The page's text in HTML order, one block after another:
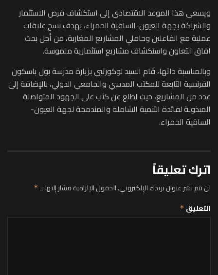
ويسعى هذا الموعد الاقتصادي إلى استكشاف فرص الاستثمار
والشراكة بجهة العيون-الساقية الحمراء، بهدف نسج علاقات
عملية مع الفاعلين وحاملي المشاريع المغاربة، من أجل بحث
آفاق التعاون واستكشاف مشاريع استثمارية ملموسة.
وبالمناسبة ذاتها، قام السيد لوكورتيي بزيارة مدرسة بول باسكون
الفرنسية التابعة للمكتب المدسي والجامعي الدولي، بالإضافة إلى
عدد من المشاريع، حيث اطلع عن كثب على الجهود المتواصلة
المبذولة لفائدة التنمية الشاملة والمندمجة لجهة العيون-
الساقية الحمراء.
اترك تعليقاً
لن يتم نشر عنوان بريدك الإلكتروني.الحقول الإلزامية مشار إليها بـ*
التعليق *